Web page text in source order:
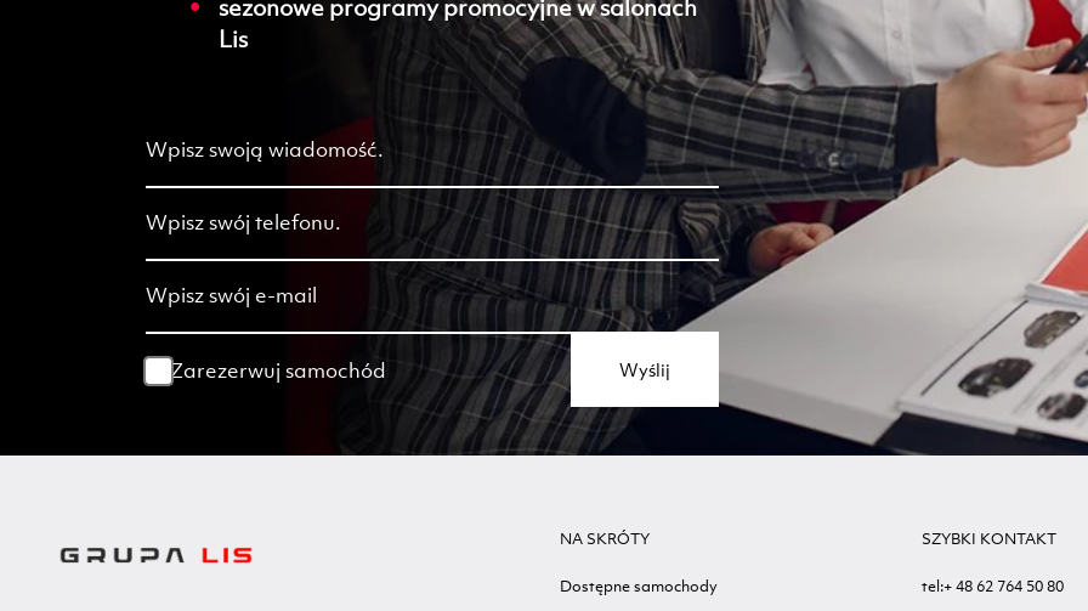
sezonowe programy promocyjne w salonach
Lis
Zarezerwuj samochód Wyślij
NA SKRÓTY
Dostępne samochody
SZYBKI KONTAKT
tel:+ 48 62 764 50 80